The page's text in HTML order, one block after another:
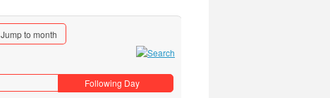
Jump to month
Following Day